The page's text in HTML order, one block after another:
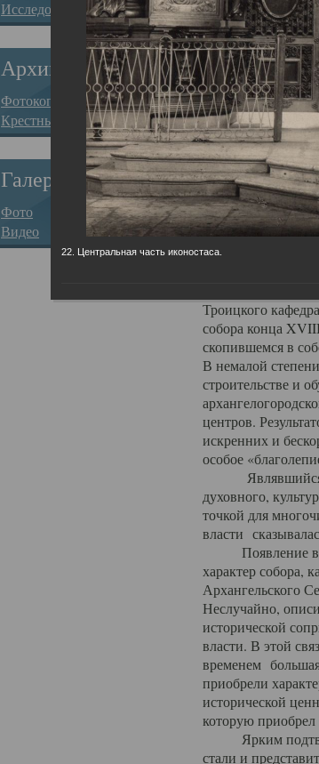
Исследования
Архив
Фотокопии дел
Крестные ходы
Галерея
Фото
Видео
Возникнув в
двухэтажный
XVIII веке по
оставался самым
второе место,
Один из самых
портового
Масштабность,
заслуженно
иконостас
царскими
собой поистине
шитьем,
неповторимый
поражающий
Троицкого
собора конца
скопившемся в
В немалой
строительстве и
центров.
искренних и
особое
Являвшийся
духовного,
точкой для
власти
Появление в
характер собора,
Архангельского
Неслучайно,
исторической
власти. В этой
временем большая
приобрели
исторической
которую
Ярким
стали и
22. Центральная часть иконостаса.